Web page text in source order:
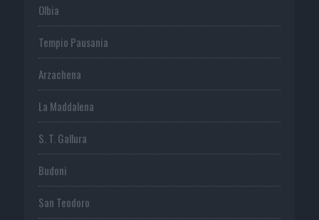
Olbia
Tempio Pausania
Arzachena
La Maddalena
S. T. Gallura
Budoni
San Teodoro